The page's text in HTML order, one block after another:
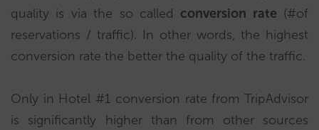
quality is via the so called conversion rate (#of
reservations / traffic). In other words, the highest
conversion rate the better the quality of the traffic.
Only in Hotel #1 conversion rate from TripAdvisor
is significantly higher than from other sources